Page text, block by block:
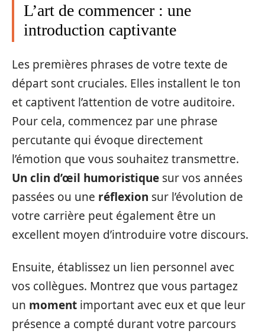
L’art de commencer : une
introduction captivante
Les premières phrases de votre texte de
départ sont cruciales. Elles installent le ton
et captivent l’attention de votre auditoire.
Pour cela, commencez par une phrase
percutante qui évoque directement
l’émotion que vous souhaitez transmettre.
Un clin d’œil humoristique sur vos années
passées ou une réflexion sur l’évolution de
votre carrière peut également être un
excellent moyen d’introduire votre discours.
Ensuite, établissez un lien personnel avec
vos collègues. Montrez que vous partagez
un moment important avec eux et que leur
présence a compté durant votre parcours